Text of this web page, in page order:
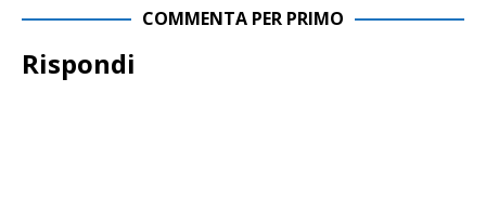
COMMENTA PER PRIMO
Rispondi